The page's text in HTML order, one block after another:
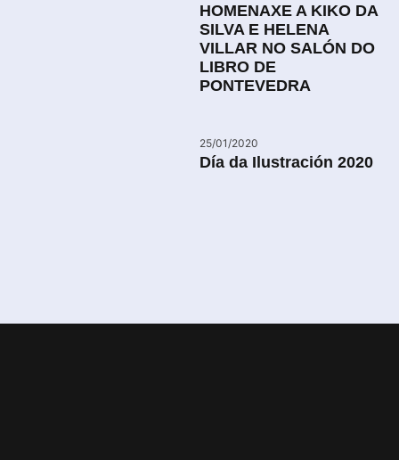
HOMENAXE A KIKO DA
SILVA E HELENA
VILLAR NO SALÓN DO
LIBRO DE
PONTEVEDRA
25/01/2020
Día da Ilustración 2020